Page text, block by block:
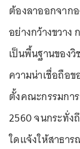
ต้องลาออกจาก
อย่างกว้างขวา
เป็นพื้นฐานของ
ความน่าเชื่อถือ
ตั้งคณะกรรมกา
2560 จนกระทั่ง
ใดแจ้งให้สาธา